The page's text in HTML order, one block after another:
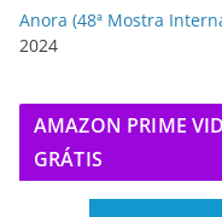
Anora (48ª Mostra
2024
AMAZON PRIME
GRÁTIS